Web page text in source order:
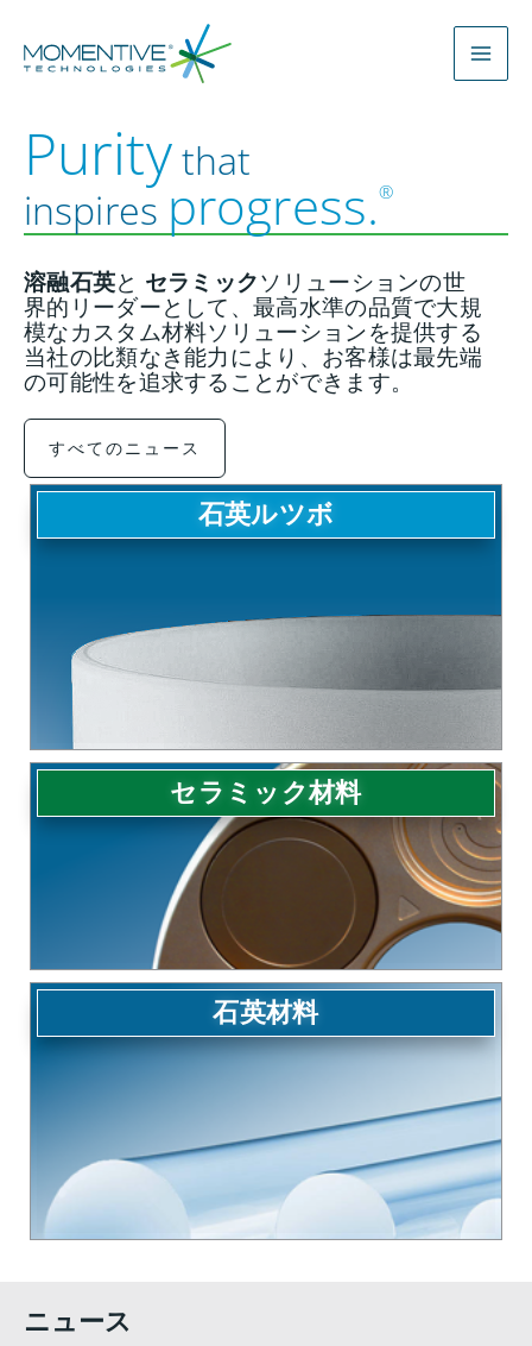
Puritythat
inspires progress.®
溶融石英と セラミックソリューションの世
界的リーダーとして、最高水準の品質で大規
模なカスタム材料ソリューションを提供する
当社の比類なき能力により、お客様は最先端
の可能性を追求することができます。
すべてのニュース
石英ルツボ
セラミック材料
石英材料
ニュース